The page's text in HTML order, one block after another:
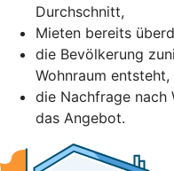
Durchschnitt,
Mieten bereits
die Bevölkerung
Wohnraum entsteht,
die Nachfrage nach
das Angebot.